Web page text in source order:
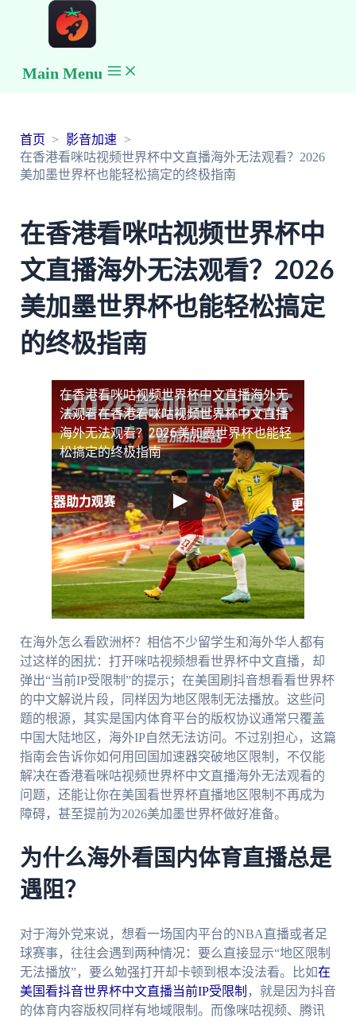
Main Menu
首页
影音加速
在香港看咪咕视频世界杯中文直播海外无法观看？2026
美加墨世界杯也能轻松搞定的终极指南
在香港看咪咕视频世界杯中
文直播海外无法观看？2026
美加墨世界杯也能轻松搞定
的终极指南
在香港看咪咕视频世界杯中文直播海外无
法观看在香港看咪咕视频世界杯中文直播
海外无法观看？2026美加墨世界杯也能轻
松搞定的终极指南
在海外怎么看欧洲杯？相信不少留学生和海外华人都有
过这样的困扰：打开咪咕视频想看世界杯中文直播，却
弹出“当前IP受限制”的提示；在美国刷抖音想看看世界杯
的中文解说片段，同样因为地区限制无法播放。这些问
题的根源，其实是国内体育平台的版权协议通常只覆盖
中国大陆地区，海外IP自然无法访问。不过别担心，这篇
指南会告诉你如何用回国加速器突破地区限制，不仅能
解决在香港看咪咕视频世界杯中文直播海外无法观看的
问题，还能让你在美国看世界杯直播地区限制不再成为
障碍，甚至提前为2026美加墨世界杯做好准备。
为什么海外看国内体育直播总是
遇阻？
对于海外党来说，想看一场国内平台的NBA直播或者足
球赛事，往往会遇到两种情况：要么直接显示“地区限制
无法播放”，要么勉强打开却卡顿到根本没法看。比如在
美国看抖音世界杯中文直播当前IP受限制 ，就是因为抖音
的体育内容版权同样有地域限制。而像咪咕视频、腾讯